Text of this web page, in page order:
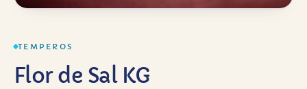
TEMPEROS
Flor de Sal KG